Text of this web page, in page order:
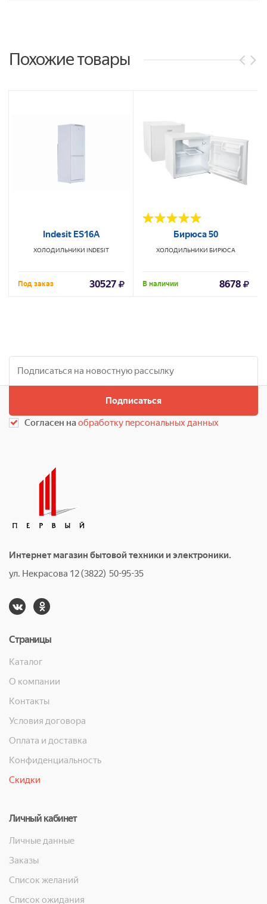
Похожие товары
Indesit ES16A
ХОЛОДИЛЬНИКИ INDESIT
Под заказ 30527
Бирюса 50
ХОЛОДИЛЬНИКИ БИРЮСА
В наличии 8678
Подписаться
Согласен наобработку персональных данных
Интернет магазин бытовой техники и электроники.
ул. Некрасова 12 (3822) 50-95-35
Страницы
Каталог
О компании
Контакты
Условия договора
Оплата и доставка
Конфиденциальность
Скидки
Личный кабинет
Личные данные
Заказы
Список желаний
Список ожидания